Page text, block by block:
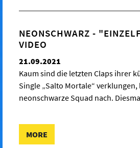
NEONSCHWARZ -
VIDEO
21.09.2021
Kaum sind die letzten Claps ihrer
Single „Salto Mortale“ verklungen,
neonschwarze Squad nach.
MORE